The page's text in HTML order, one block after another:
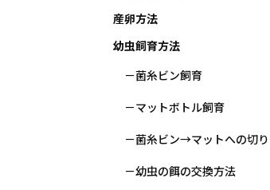
産卵方法
幼虫飼育方法
菌糸ビン飼育
マットボトル飼育
菌糸ビン→マットへの切
幼虫の餌の交換方法